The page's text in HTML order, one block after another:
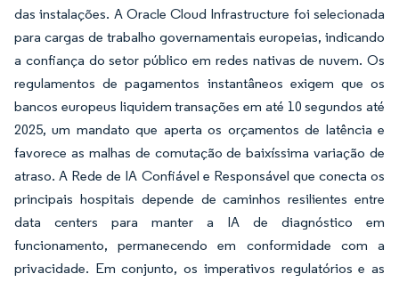
das instalações. A Oracle Cloud Infrastructure foi selecionada
para cargas de trabalho governamentais europeias, indicando
a confiança do setor público em redes nativas de nuvem. Os
regulamentos de pagamentos instantâneos exigem que os
bancos europeus liquidem transações em até 10 segundos até
2025, um mandato que aperta os orçamentos de latência e
favorece as malhas de comutação de baixíssima variação de
atraso. A Rede de IA Confiável e Responsável que conecta os
principais hospitais depende de caminhos resilientes entre
data centers para manter a IA de diagnóstico em
funcionamento, permanecendo em conformidade com a
privacidade. Em conjunto, os imperativos regulatórios e as